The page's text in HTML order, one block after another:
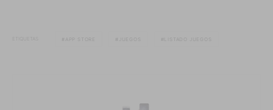
ETIQUETAS APP STORE